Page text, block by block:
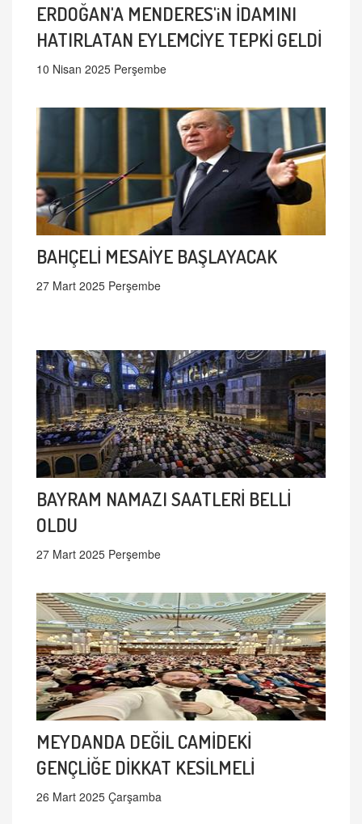
ERDOĞAN'A MENDERES'iN İDAMINI
HATIRLATAN EYLEMCİYE TEPKİ GELDİ
10 Nisan 2025 Perşembe
BAHÇELİ MESAİYE BAŞLAYACAK
27 Mart 2025 Perşembe
BAYRAM NAMAZI SAATLERİ BELLİ
OLDU
27 Mart 2025 Perşembe
MEYDANDA DEĞİL CAMİDEKİ
GENÇLİĞE DİKKAT KESİLMELİ
26 Mart 2025 Çarşamba